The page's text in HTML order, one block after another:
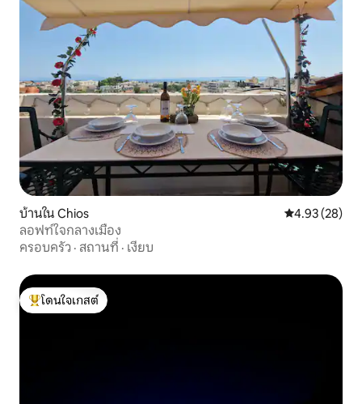
บ้านใน Chios คะแนนเฉลี่ย
4.93 (28)
ลอฟท์ใจกลางเมือง
ครอบครัว · สถานที่ · เงียบ
โดนใจเกสต์ที่สุด
โดนใจเกสต์